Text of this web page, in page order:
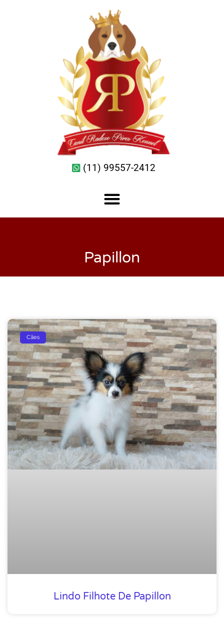
(11) 99557-2412
Papillon
Cães
Lindo Filhote De Papillon